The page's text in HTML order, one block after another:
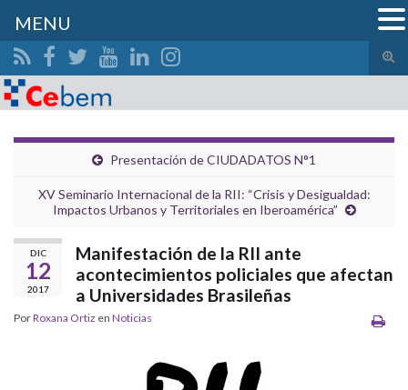
el
Search for:
Presentación de CIUDADATOS N°1
XV Seminario Internacional de la RII: “Crisis y Desigualdad:
Impactos Urbanos y Territoriales en Iberoamérica”
DIC
12
2017
Manifestación de la RII ante
acontecimientos policiales que afectan
a Universidades Brasileñas
PorRoxana Ortiz en Noticias
MENU